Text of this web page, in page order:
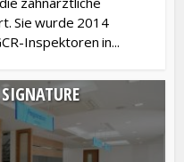
Sie wurde 2014
Inspektoren in...